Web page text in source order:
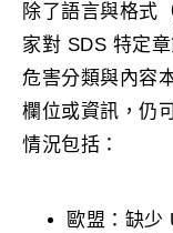
除了語言與格式
家對 SDS 特定
危害分類與內容
欄位或資訊，仍
情況包括：
歐盟：缺少